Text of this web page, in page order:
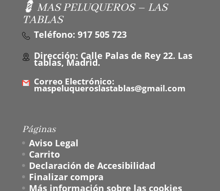
💈 MAS PELUQUEROS – LAS
TABLAS
Teléfono: 917 505 723
Dirección: Calle Palas de Rey 22. Las
tablas, Madrid.
Correo Electrónico:
maspeluqueroslastablas@gmail.com
Páginas
Aviso Legal
Carrito
Declaración de Accesibilidad
Finalizar compra
Más información sobre las cookies